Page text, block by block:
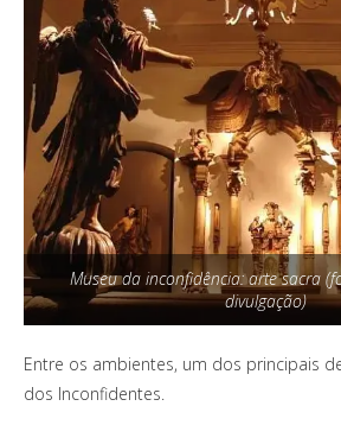
Museu da inconfidência: arte sacra
divulgação)
Entre os ambientes, um dos principais
dos Inconfidentes.